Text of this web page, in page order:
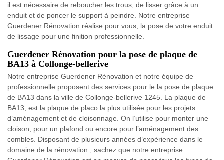
il est nécessaire de reboucher les trous, de lisser grâce à un
enduit et de poncer le support à peindre. Notre entreprise
Guerdener Rénovation réalise pour vous, la pose de votre enduit
de lissage pour une finition professionnelle.
Guerdener Rénovation pour la pose de plaque de
BA13 à Collonge-bellerive
Notre entreprise Guerdener Rénovation et notre équipe de
professionnelle proposent des services pour le la pose de plaque
de BA13 dans la ville de Collonge-bellerive 1245. La plaque de
BA13, est la plaque de placo la plus utilisée pour les projets
d’aménagement et de cloisonnage. On l’utilise pour monter une
cloison, pour un plafond ou encore pour l’aménagement des
combles. Disposant de plusieurs années d’expérience dans le
domaine de la rénovation ; sachez que notre entreprise